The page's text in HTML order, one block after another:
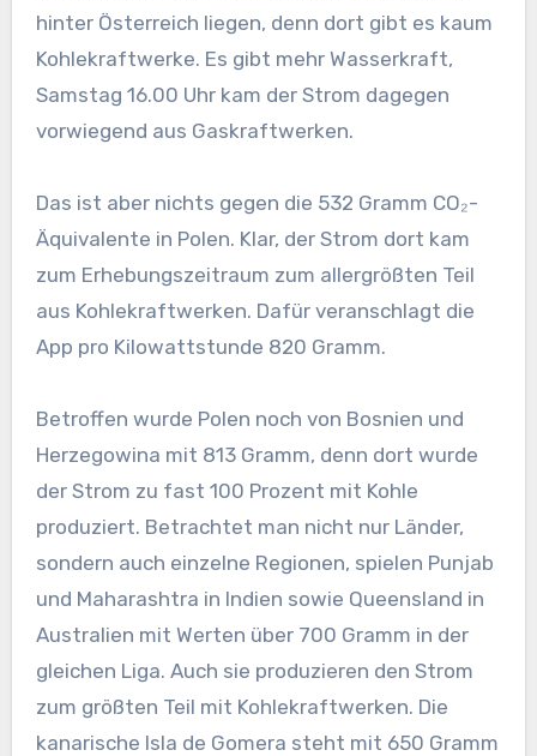
hinter Österreich liegen, denn dort gibt es kaum
Kohlekraftwerke. Es gibt mehr Wasserkraft,
Samstag 16.00 Uhr kam der Strom dagegen
vorwiegend aus Gaskraftwerken.
Das ist aber nichts gegen die 532 Gramm CO₂-
Äquivalente in Polen. Klar, der Strom dort kam
zum Erhebungszeitraum zum allergrößten Teil
aus Kohlekraftwerken. Dafür veranschlagt die
App pro Kilowattstunde 820 Gramm.
Betroffen wurde Polen noch von Bosnien und
Herzegowina mit 813 Gramm, denn dort wurde
der Strom zu fast 100 Prozent mit Kohle
produziert. Betrachtet man nicht nur Länder,
sondern auch einzelne Regionen, spielen Punjab
und Maharashtra in Indien sowie Queensland in
Australien mit Werten über 700 Gramm in der
gleichen Liga. Auch sie produzieren den Strom
zum größten Teil mit Kohlekraftwerken. Die
kanarische Isla de Gomera steht mit 650 Gramm